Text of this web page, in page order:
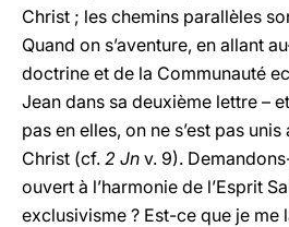
Christ ; les chemins parallèles
Quand on s’aventure, en allant
doctrine et de la Communauté
Jean dans sa deuxième lettre –
pas en elles, on ne s’est pas
Christ (cf. 2 Jn v. 9).
ouvert à l’harmonie de l’Esprit
exclusivisme ? Est-ce que je me